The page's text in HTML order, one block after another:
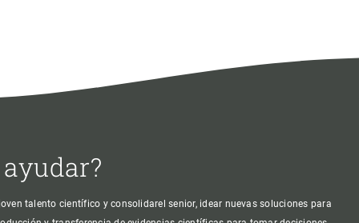
talento científico y consolidarel senior, idear nuevas soluciones para